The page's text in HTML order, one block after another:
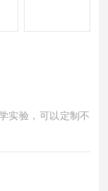
实验，可以定制不